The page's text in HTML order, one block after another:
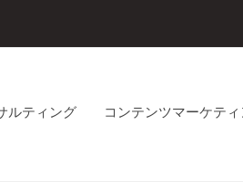
ルティング コンテンツマーケテ